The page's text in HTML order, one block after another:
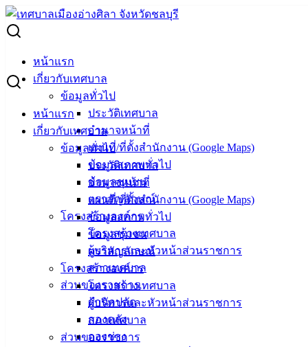
Skip
to
content
หน้าแรก
เกี่ยวกับเทศบาล
ข้อมูลทั่วไป
ประวัติเทศบาล
อำนาจหน้าที่
แผนที่/ที่ตั้งสำนักงาน (Google Maps)
ข้อมูลสภาพทั่วไป
ข้อมูลชุมชน
ตราสัญลักษณ์
โครงสร้างองค์กร
โครงสร้างเทศบาล
ผู้บริหารและหัวหน้าส่วนราชการ
สภาเทศบาล
ส่วนของราชการ
สำนักปลัด
กองคลัง
กองช่าง
หน้าแรก
เกี่ยวกับเทศบาล
ข้อมูลทั่วไป
ประวัติเทศบาล
อำนาจหน้าที่
แผนที่/ที่ตั้งสำนักงาน (Google Maps)
ข้อมูลสภาพทั่วไป
ข้อมูลชุมชน
ตราสัญลักษณ์
โครงสร้างองค์กร
โครงสร้างเทศบาล
ผู้บริหารและหัวหน้าส่วนราชการ
สภาเทศบาล
ส่วนของราชการ
Search
ผู้ชนะการเสนอราคา ก่อสร้างถนนหินคลุก หลังศูนย์เบนซ์
หมู่บ้านอาภากร
ผู้ชนะการเสนอราคา ก่อสร้างถนนหินคลุก
หลังศูนย์เบนซ์หมู่บ้านอาภากร
สิงหาคม 7, 2025 สิงหาคม 13, 2025
ประกาศผู้ชนะ